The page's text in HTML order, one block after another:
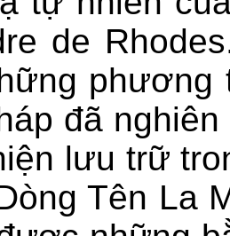
de
phương
đã
lưu trữ
Tên La